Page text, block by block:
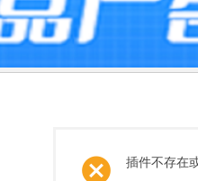
插件不存在